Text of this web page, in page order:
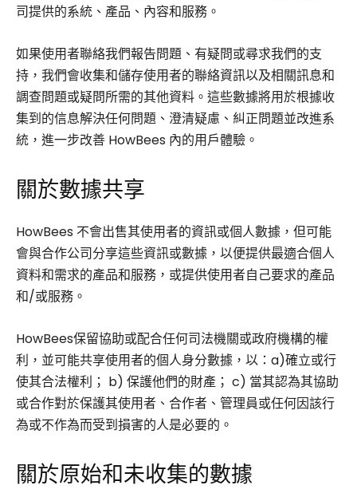
司提供的系統、產品、內容和服務。
如果使用者聯絡我們報告問題、有疑問或尋求我們的支
持，我們會收集和儲存使用者的聯絡資訊以及相關訊息和
調查問題或疑問所需的其他資料。這些數據將用於根據收
集到的信息解決任何問題、澄清疑慮、糾正問題並改進系
統，進一步改善 HowBees 內的用戶體驗。
關於數據共享
HowBees 不會出售其使用者的資訊或個人數據，但可能
會與合作公司分享這些資訊或數據，以便提供最適合個人
資料和需求的產品和服務，或提供使用者自己要求的產品
和/或服務。
HowBees保留協助或配合任何司法機關或政府機構的權
利，並可能共享使用者的個人身分數據，以：a)確立或行
使其合法權利； b) 保護他們的財產； c) 當其認為其協助
或合作對於保護其使用者、合作者、管理員或任何因該行
為或不作為而受到損害的人是必要的。
關於原始和未收集的數據